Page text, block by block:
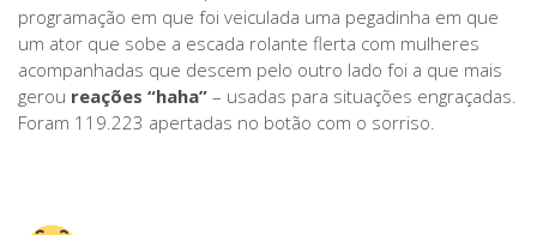
programação em que foi veiculada uma pegadinha em que
um ator que sobe a escada rolante flerta com mulheres
acompanhadas que descem pelo outro lado foi a que mais
gerou reações “haha” – usadas para situações engraçadas.
Foram 119.223 apertadas no botão com o sorriso.